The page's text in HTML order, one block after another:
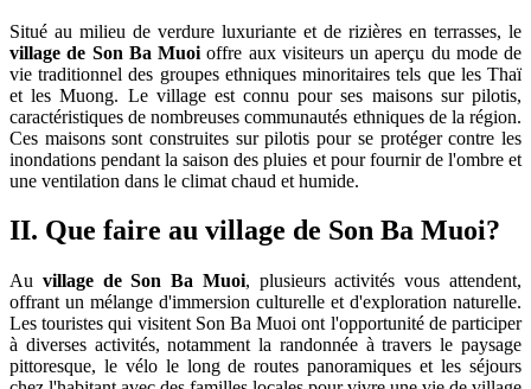
Situé au milieu de verdure luxuriante et de rizières en terrasses, le
village de Son Ba Muoi offre aux visiteurs un aperçu du mode de
vie traditionnel des groupes ethniques minoritaires tels que les Thaï
et les Muong. Le village est connu pour ses maisons sur pilotis,
caractéristiques de nombreuses communautés ethniques de la région.
Ces maisons sont construites sur pilotis pour se protéger contre les
inondations pendant la saison des pluies et pour fournir de l'ombre et
une ventilation dans le climat chaud et humide.
II. Que faire au village de Son Ba Muoi?
Au village de Son Ba Muoi, plusieurs activités vous attendent,
offrant un mélange d'immersion culturelle et d'exploration naturelle.
Les touristes qui visitent Son Ba Muoi ont l'opportunité de participer
à diverses activités, notamment la randonnée à travers le paysage
pittoresque, le vélo le long de routes panoramiques et les séjours